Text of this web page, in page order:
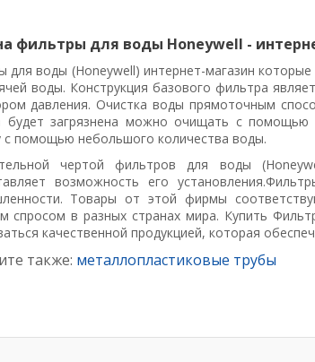
фильтры для воды Honeywell -
для воды (Honeywell) интернет-магазин
воды. Конструкция базового фильтра
давления. Очистка воды прямоточным
будет загрязнена можно очищать с помощью
с помощью небольшого количества воды.
чертой фильтров для воды
возможность его установления.
Товары от этой фирмы
спросом в разных странах мира. Купить
качественной продукцией, которая
также: металлопластиковые трубы